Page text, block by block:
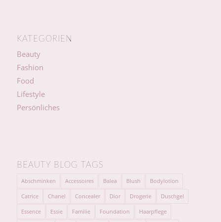
KATEGORIEN
Beauty
Fashion
Food
Lifestyle
Persönliches
BEAUTY BLOG TAGS
Abschminken Accessoires Balea Blush Bodylotion
Catrice Chanel Concealer Dior Drogerie Duschgel
Essence Essie Familie Foundation Haarpflege